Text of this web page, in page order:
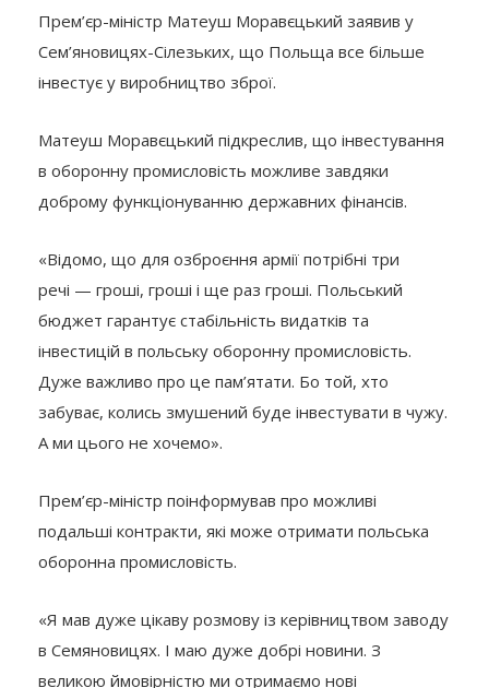
Прем’єр-міністр Матеуш Моравєцький заявив у
Сем’яновицях-Сілезьких, що Польща все більше
інвестує у виробництво зброї.
Матеуш Моравєцький підкреслив, що інвестування
в оборонну промисловість можливе завдяки
доброму функціонуванню державних фінансів.
«Відомо, що для озброєння армії потрібні три
речі — гроші, гроші і ще раз гроші. Польський
бюджет гарантує стабільність видатків та
інвестицій в польську оборонну промисловість.
Дуже важливо про це пам’ятати. Бо той, хто
забуває, колись змушений буде інвестувати в чужу.
А ми цього не хочемо».
Прем’єр-міністр поінформував про можливі
подальші контракти, які може отримати польська
оборонна промисловість.
«Я мав дуже цікаву розмову із керівництвом заводу
в Семяновицях. І маю дуже добрі новини. З
великою ймовірністю ми отримаємо нові